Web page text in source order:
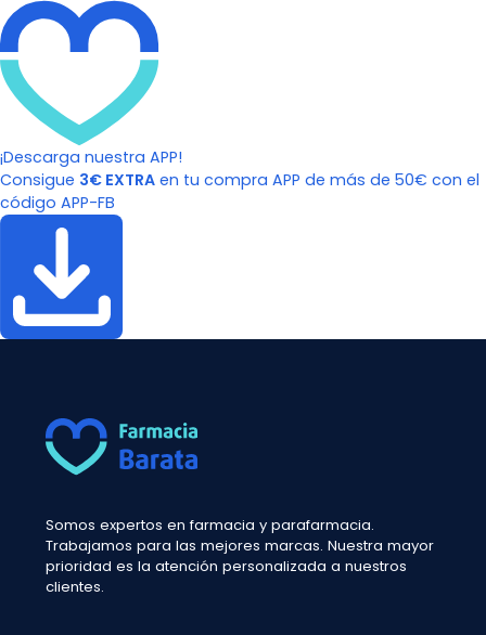
¡Descarga nuestra APP!
Consigue 3€ EXTRA en tu compra APP de más de 50€ con el
código APP-FB
Somos expertos en farmacia y parafarmacia.
Trabajamos para las mejores marcas. Nuestra mayor
prioridad es la atención personalizada a nuestros
clientes.